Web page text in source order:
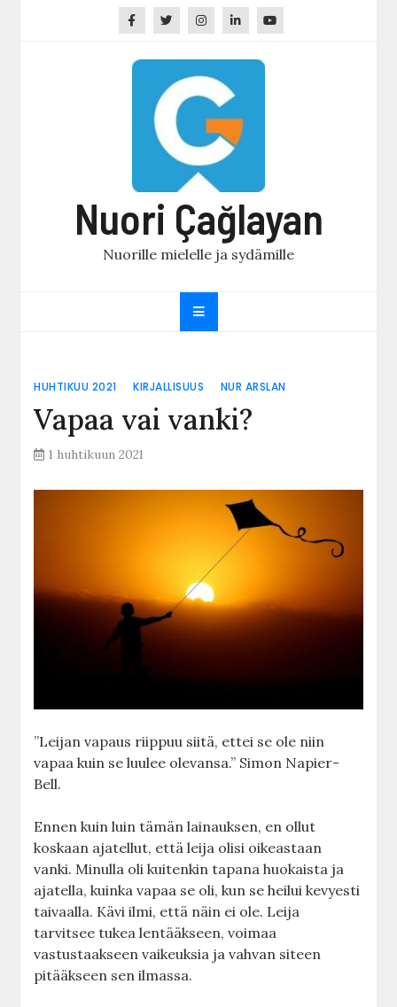
Nuori Çağlayan
Nuorille mielelle ja sydämille
HUHTIKUU 2021 KIRJALLISUUS NUR ARSLAN
Vapaa vai vanki?
1 huhtikuun 2021
”Leijan vapaus riippuu siitä, ettei se ole niin
vapaa kuin se luulee olevansa.” Simon Napier-
Bell.
Ennen kuin luin tämän lainauksen, en ollut
koskaan ajatellut, että leija olisi oikeastaan
vanki. Minulla oli kuitenkin tapana huokaista ja
ajatella, kuinka vapaa se oli, kun se heilui kevyesti
taivaalla. Kävi ilmi, että näin ei ole. Leija
tarvitsee tukea lentääkseen, voimaa
vastustaakseen vaikeuksia ja vahvan siteen
pitääkseen sen ilmassa.